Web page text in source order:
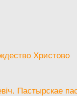
Христово
Пастырскае